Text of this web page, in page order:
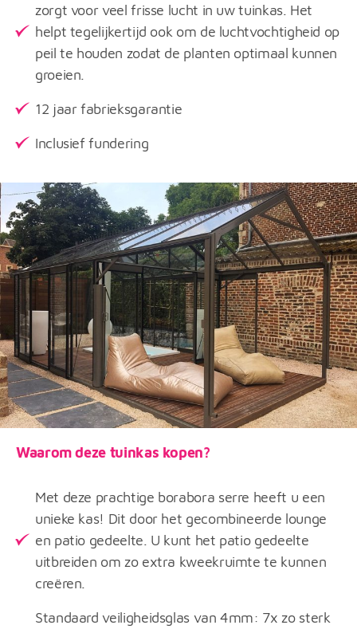
zorgt voor veel frisse lucht in uw tuinkas. Het
helpt tegelijkertijd ook om de luchtvochtigheid op
peil te houden zodat de planten optimaal kunnen
groeien.
12 jaar fabrieksgarantie
Inclusief fundering
Waarom deze tuinkas kopen?
Met deze prachtige borabora serre heeft u een
unieke kas! Dit door het gecombineerde lounge
en patio gedeelte. U kunt het patio gedeelte
uitbreiden om zo extra kweekruimte te kunnen
creëren.
Standaard veiligheidsglas van 4mm: 7x zo sterk